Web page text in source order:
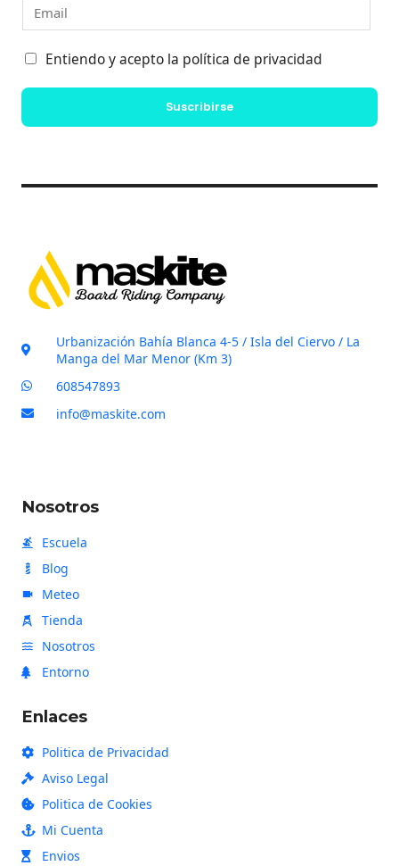
m
a
i
l
C
s
i
a
e
f
i
a
n
Entiendo y acepto la política de privacidad
Suscribirse
Urbanización Bahía Blanca 4-5 / Isla del Ciervo / La
Manga del Mar Menor (Km 3)
608547893
info@maskite.com
Nosotros
Escuela
Blog
Meteo
Tienda
Nosotros
Entorno
Enlaces
Politica de Privacidad
Aviso Legal
Politica de Cookies
Mi Cuenta
Envios